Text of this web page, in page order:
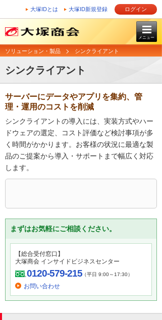
大塚IDとは 大塚ID新規登録 ログイン
メニュー
ソリューション・製品 シンクライアント
シンクライアント
サーバーにデータやアプリを集約、管
理・運用のコストを削減
シンクライアントの導入には、実装方式やハー
ドウェアの選定、コスト評価など検討事項が多
く時間がかかります。お客様の状況に最適な製
品のご提案から導入・サポートまで幅広く対応
します。
まずはお気軽にご相談ください。
【総合受付窓口】
大塚商会 インサイドビジネスセンター
0120-579-215（平日 9:00～17:30）
お問い合わせ